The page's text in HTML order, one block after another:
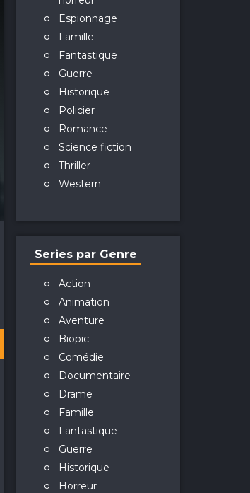
Espionnage
Famille
Fantastique
Guerre
Historique
Policier
Romance
Science fiction
Thriller
Western
Series par Genre
Action
Animation
Aventure
Biopic
Comédie
Documentaire
Drame
Famille
Fantastique
Guerre
Historique
Horreur